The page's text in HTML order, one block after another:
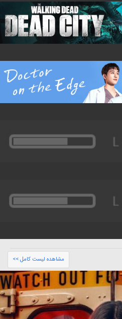
مشاهده لیست کامل >>